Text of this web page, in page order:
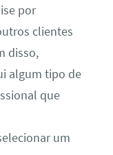
por
clientes
disso,
algum tipo de
que
um